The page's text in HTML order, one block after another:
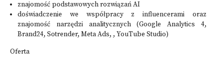
znajomość podstawowych rozwiązań AI
doświadczenie we współpracy z influencerami oraz
znajomość narzędzi analitycznych (Google Analytics 4,
Brand24, Sotrender, Meta Ads, , YouTube Studio)
Oferta